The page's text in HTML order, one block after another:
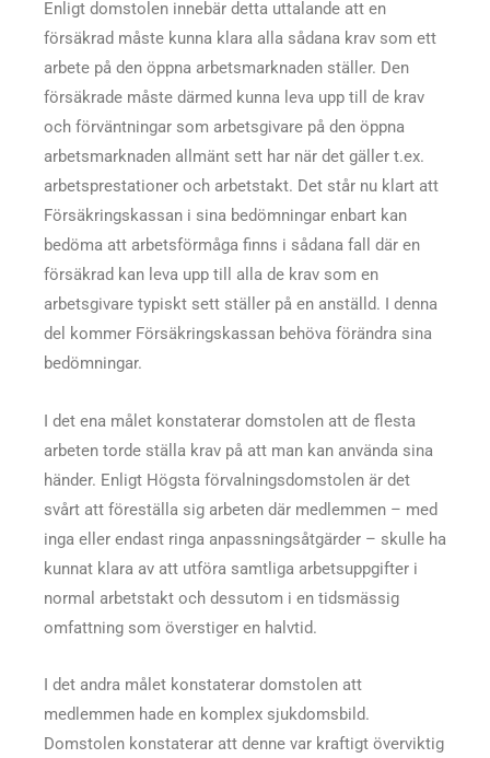
Enligt domstolen innebär detta uttalande att en
försäkrad måste kunna klara alla sådana krav som ett
arbete på den öppna arbetsmarknaden ställer. Den
försäkrade måste därmed kunna leva upp till de krav
och förväntningar som arbetsgivare på den öppna
arbetsmarknaden allmänt sett har när det gäller t.ex.
arbetsprestationer och arbetstakt. Det står nu klart att
Försäkringskassan i sina bedömningar enbart kan
bedöma att arbetsförmåga finns i sådana fall där en
försäkrad kan leva upp till alla de krav som en
arbetsgivare typiskt sett ställer på en anställd. I denna
del kommer Försäkringskassan behöva förändra sina
bedömningar.
I det ena målet konstaterar domstolen att de flesta
arbeten torde ställa krav på att man kan använda sina
händer. Enligt Högsta förvalningsdomstolen är det
svårt att föreställa sig arbeten där medlemmen – med
inga eller endast ringa anpassningsåtgärder – skulle ha
kunnat klara av att utföra samtliga arbetsuppgifter i
normal arbetstakt och dessutom i en tidsmässig
omfattning som överstiger en halvtid.
I det andra målet konstaterar domstolen att
medlemmen hade en komplex sjukdomsbild.
Domstolen konstaterar att denne var kraftigt överviktig